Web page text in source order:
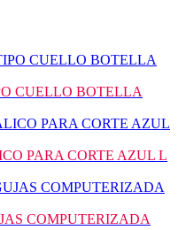
CUELLO BOTELLA
PARA CORTE AZUL L
COMPUTERIZADA